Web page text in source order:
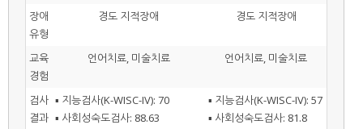
장애
유형
경도 지적장애 경도 지적장애
교육
경험
언어치료, 미술치료 언어치료, 미술치료
검사
결과
▪ 지능검사(K-WISC-IV): 70
▪ 사회성숙도검사: 88.63
▪ 지능검사(K-WISC-IV): 57
▪ 사회성숙도검사: 81.8